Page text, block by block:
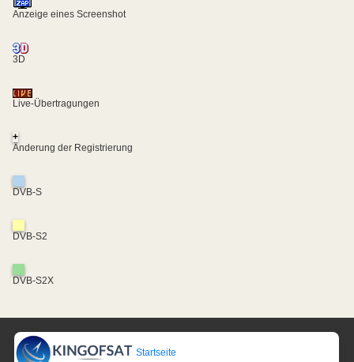
Anzeige eines Screenshot
3D
Live-Übertragungen
+
Änderung der Registrierung
DVB-S
DVB-S2
DVB-S2X
Startseite